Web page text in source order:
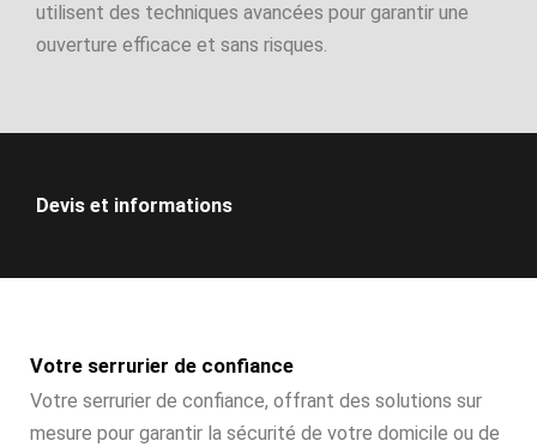
utilisent des techniques avancées pour garantir une
ouverture efficace et sans risques.
Devis et informations
Votre serrurier de confiance
Votre serrurier de confiance, offrant des solutions sur
mesure pour garantir la sécurité de votre domicile ou de